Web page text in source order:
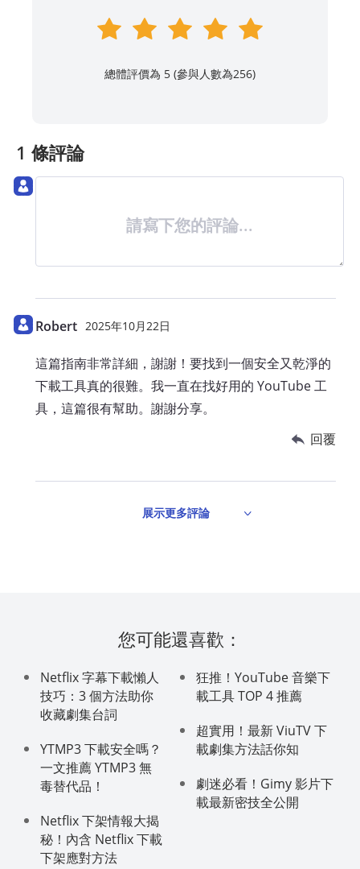
總體評價為 5 (參與人數為256)
1 條評論
請寫下您的評論...
Robert 2025年10月22日
這篇指南非常詳細，謝謝！要找到一個安全又乾淨的
下載工具真的很難。我一直在找好用的 YouTube 工
具，這篇很有幫助。謝謝分享。
回覆
展示更多評論
您可能還喜歡：
Netflix 字幕下載懶人
技巧：3 個方法助你
收藏劇集台詞
YTMP3 下載安全嗎？
一文推薦 YTMP3 無
毒替代品！
Netflix 下架情報大揭
秘！內含 Netflix 下載
下架應對方法
狂推！YouTube 音樂下
載工具 TOP 4 推薦
超實用！最新 ViuTV 下
載劇集方法話你知
劇迷必看！Gimy 影片下
載最新密技全公開